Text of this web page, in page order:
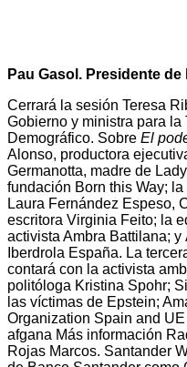
Pau Gasol. Presidente
Cerrará la sesión Teresa
Gobierno y ministra para
Demográfico. Sobre El
Alonso, productora
Germanotta, madre de
fundación Born this Way;
Laura Fernández Espeso,
escritora Virginia Feito; la
activista Ambra Battilana;
Iberdrola España. La
contará con la activista
politóloga Kristina Spohr;
las víctimas de Epstein;
Organization Spain and
afgana Más información
Rojas Marcos. Santander